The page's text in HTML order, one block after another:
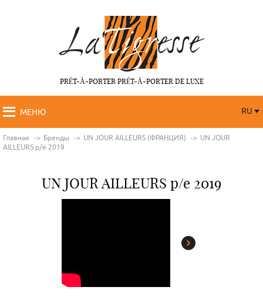
PRÉT-À-PORTER PRÉT-À-PORTER DE LUXE
МЕНЮ
RU
Главная Бренды UN JOUR AILLEURS (ФРАНЦИЯ)
UN JOUR
AILLEURS p/e 2019
UN JOUR AILLEURS p/e 2019